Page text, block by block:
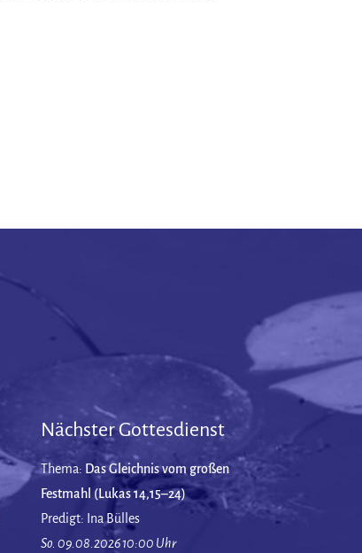
Nächster Gottesdienst
Thema: Das Gleichnis vom großen
Festmahl (Lukas 14,15–24)
Predigt: Ina Bülles
So. 09.08.2026 10:00 Uhr